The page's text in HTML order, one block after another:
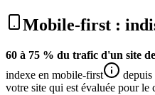
Mobile-first :
60 à 75 % du trafic d'un site
indexe en mobile-first
votre site qui est évaluée pour le